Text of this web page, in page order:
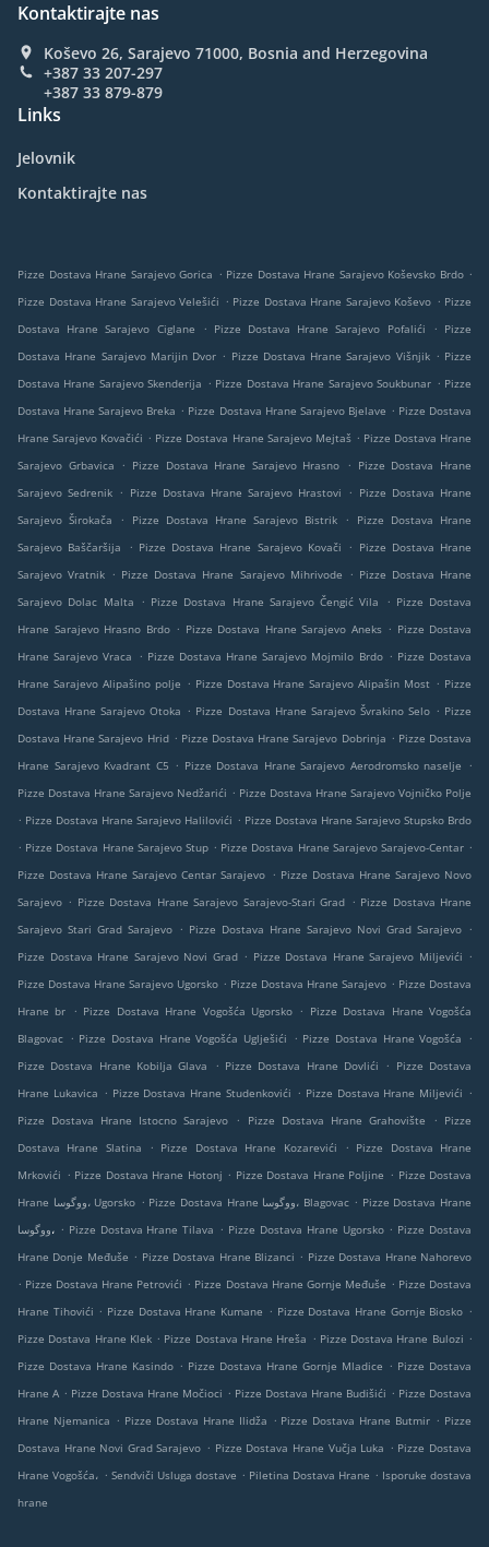
Kontaktirajte nas
Koševo 26, Sarajevo 71000, Bosnia and Herzegovina
+387 33 207-297
+387 33 879-879
Links
Jelovnik
Kontaktirajte nas
Pizze Dostava Hrane Sarajevo Gorica . Pizze Dostava Hrane Sarajevo Koševsko Brdo .
Pizze Dostava Hrane Sarajevo Velešići . Pizze Dostava Hrane Sarajevo Koševo . Pizze
Dostava Hrane Sarajevo Ciglane
. Pizze Dostava Hrane Sarajevo Pofalići . Pizze
Dostava Hrane Sarajevo Marijin Dvor . Pizze Dostava Hrane Sarajevo Višnjik . Pizze
Dostava Hrane Sarajevo Skenderija . Pizze Dostava Hrane Sarajevo Soukbunar . Pizze
Dostava Hrane Sarajevo Breka . Pizze Dostava Hrane Sarajevo Bjelave . Pizze Dostava
Hrane Sarajevo Kovačići . Pizze Dostava Hrane Sarajevo Mejtaš . Pizze Dostava Hrane
Sarajevo Grbavica
. Pizze Dostava Hrane Sarajevo Hrasno . Pizze Dostava Hrane
Sarajevo Sedrenik . Pizze Dostava Hrane Sarajevo Hrastovi . Pizze Dostava Hrane
Sarajevo Širokača
. Pizze Dostava Hrane Sarajevo Bistrik .
Pizze Dostava Hrane
Sarajevo Baščaršija
. Pizze Dostava Hrane Sarajevo Kovači . Pizze Dostava Hrane
Sarajevo Vratnik . Pizze Dostava Hrane Sarajevo Mihrivode . Pizze Dostava Hrane
Sarajevo Dolac Malta
. Pizze Dostava Hrane Sarajevo Čengić Vila . Pizze Dostava
Hrane Sarajevo Hrasno Brdo . Pizze Dostava Hrane Sarajevo Aneks . Pizze Dostava
Hrane Sarajevo Vraca
. Pizze Dostava Hrane Sarajevo Mojmilo Brdo . Pizze Dostava
Hrane Sarajevo Alipašino polje . Pizze Dostava Hrane Sarajevo Alipašin Most . Pizze
Dostava Hrane Sarajevo Otoka . Pizze Dostava Hrane Sarajevo Švrakino Selo . Pizze
Dostava Hrane Sarajevo Hrid . Pizze Dostava Hrane Sarajevo Dobrinja . Pizze Dostava
Hrane Sarajevo Kvadrant C5 . Pizze Dostava Hrane Sarajevo Aerodromsko naselje
.
Pizze Dostava Hrane Sarajevo Nedžarići . Pizze Dostava Hrane Sarajevo Vojničko Polje
. Pizze Dostava Hrane Sarajevo Halilovići . Pizze Dostava Hrane Sarajevo Stupsko Brdo
. Pizze Dostava Hrane Sarajevo Stup . Pizze Dostava Hrane Sarajevo Sarajevo-Centar .
Pizze Dostava Hrane Sarajevo Centar Sarajevo . Pizze Dostava Hrane Sarajevo Novo
Sarajevo . Pizze Dostava Hrane Sarajevo Sarajevo-Stari Grad . Pizze Dostava Hrane
Sarajevo Stari Grad Sarajevo . Pizze Dostava Hrane Sarajevo Novi Grad Sarajevo .
Pizze Dostava Hrane Sarajevo Novi Grad . Pizze Dostava Hrane Sarajevo Miljevići .
Pizze Dostava Hrane Sarajevo Ugorsko . Pizze Dostava Hrane Sarajevo . Pizze Dostava
Hrane br
. Pizze Dostava Hrane Vogošća Ugorsko . Pizze Dostava Hrane Vogošća
Blagovac . Pizze Dostava Hrane Vogošća Uglješići . Pizze Dostava Hrane Vogošća
.
Pizze Dostava Hrane Kobilja Glava
. Pizze Dostava Hrane Dovlići . Pizze Dostava
Hrane Lukavica . Pizze Dostava Hrane Studenkovići . Pizze Dostava Hrane Miljevići .
Pizze Dostava Hrane Istocno Sarajevo
. Pizze Dostava Hrane Grahovište . Pizze
Dostava Hrane Slatina
. Pizze Dostava Hrane Kozarevići . Pizze Dostava Hrane
Mrkovići . Pizze Dostava Hrane Hotonj . Pizze Dostava Hrane Poljine . Pizze Dostava
Hrane ووگوسا، Ugorsko . Pizze Dostava Hrane ووگوسا، Blagovac . Pizze Dostava Hrane
ووگوسا، . Pizze Dostava Hrane Tilava . Pizze Dostava Hrane Ugorsko . Pizze Dostava
Hrane Donje Međuše . Pizze Dostava Hrane Blizanci . Pizze Dostava Hrane Nahorevo
. Pizze Dostava Hrane Petrovići . Pizze Dostava Hrane Gornje Međuše . Pizze Dostava
Hrane Tihovići . Pizze Dostava Hrane Kumane . Pizze Dostava Hrane Gornje Biosko .
Pizze Dostava Hrane Klek . Pizze Dostava Hrane Hreša . Pizze Dostava Hrane Bulozi .
Pizze Dostava Hrane Kasindo . Pizze Dostava Hrane Gornje Mladice . Pizze Dostava
Hrane A . Pizze Dostava Hrane Močioci . Pizze Dostava Hrane Budišići . Pizze Dostava
Hrane Njemanica . Pizze Dostava Hrane Ilidža . Pizze Dostava Hrane Butmir . Pizze
Dostava Hrane Novi Grad Sarajevo . Pizze Dostava Hrane Vučja Luka . Pizze Dostava
Hrane Vogošća، . Sendviči Usluga dostave . Piletina Dostava Hrane . Isporuke dostava
hrane